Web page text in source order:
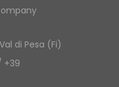
di Pesa (Fi)
+39